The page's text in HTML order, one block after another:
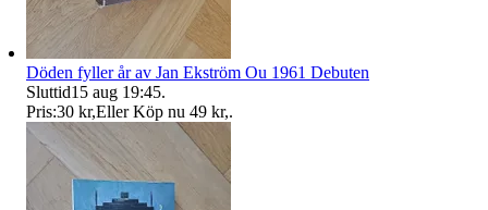
Döden fyller år av Jan Ekström Ou 1961 Debuten
Sluttid15 aug 19:45.
Pris:30 kr,Eller Köp nu 49 kr,.